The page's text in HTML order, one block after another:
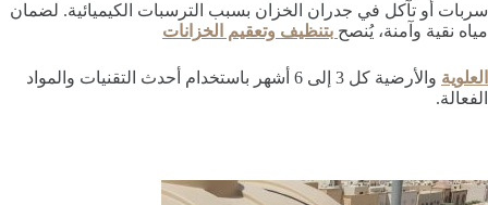
سربات أو تآكل في جدران الخزان بسبب الترسبات الكيميائية. لضمان
مياه نقية وآمنة، يُنصح بتنظيف وتعقيم الخزانات
العلوية
والأرضية كل 3 إلى 6 أشهر باستخدام أحدث التقنيات والمواد
الفعالة.